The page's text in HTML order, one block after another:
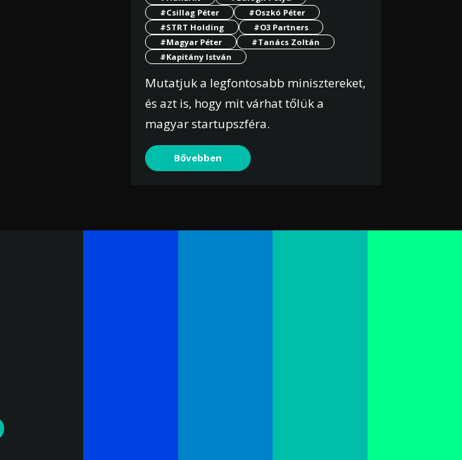
#Csillag Péter
#Oszkó Péter
#STRT Holding
#O3 Partners
#Magyar Péter
#Tanács Zoltán
#Kapitány István
Mutatjuk a legfontosabb minisztereket,
és azt is, hogy mit várhat tőlük a
magyar startupszféra.
Bővebben